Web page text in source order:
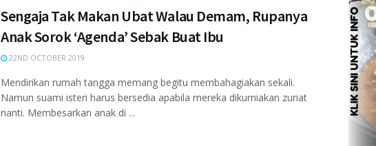
Sengaja Tak Makan Ubat Walau Demam, Rupanya
Anak Sorok ‘Agenda’ Sebak Buat Ibu
22ND OCTOBER 2019
Mendirikan rumah tangga memang begitu membahagiakan sekali.
Namun suami isteri harus bersedia apabila mereka dikurniakan zuriat
nanti. Membesarkan anak di ...